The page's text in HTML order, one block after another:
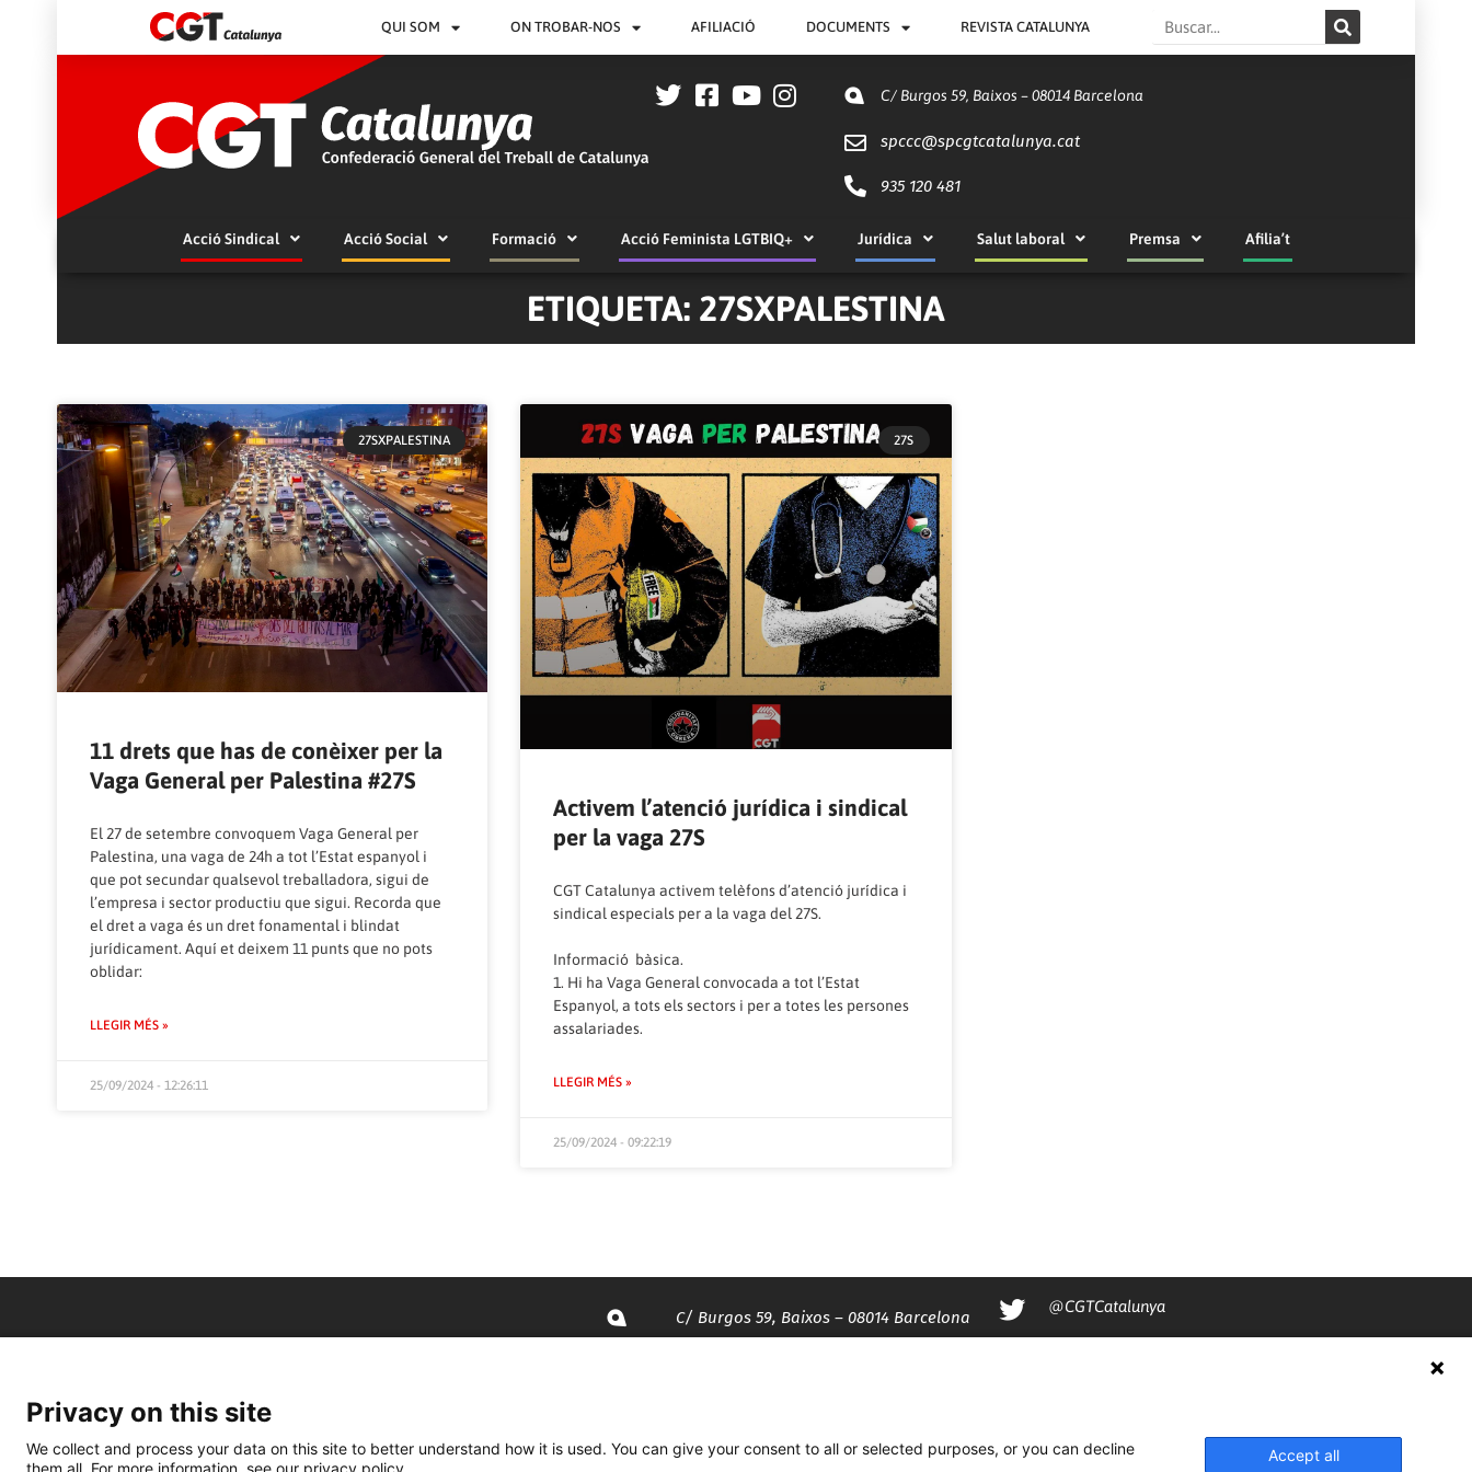
QUI SOM ON TROBAR-NOS AFILIACIÓ DOCUMENTS REVISTA CATALUNYA Search
C/ Burgos 59, Baixos – 08014 Barcelona
spccc@spcgtcatalunya.cat
935 120 481
Acció Sindical Acció Social Formació Acció Feminista LGTBIQ+ Jurídica Salut laboral Premsa Afilia’t
ETIQUETA: 27SXPALESTINA
27SXPALESTINA
11 drets que has de conèixer per la
Vaga General per Palestina #27S
El 27 de setembre convoquem Vaga General per
Palestina, una vaga de 24h a tot l’Estat espanyol i
que pot secundar qualsevol treballadora, sigui de
l’empresa i sector productiu que sigui. Recorda que
el dret a vaga és un dret fonamental i blindat
jurídicament. Aquí et deixem 11 punts que no pots
oblidar:
LLEGIR MÉS »
25/09/2024 - 12:26:11
27S
Activem l’atenció jurídica i sindical
per la vaga 27S
CGT Catalunya activem telèfons d’atenció jurídica i
sindical especials per a la vaga del 27S.
Informació bàsica.
1. Hi ha Vaga General convocada a tot l’Estat
Espanyol, a tots els sectors i per a totes les persones
assalariades.
LLEGIR MÉS »
25/09/2024 - 09:22:19
C/ Burgos 59, Baixos – 08014 Barcelona
935 120 481
@CGTCatalunya
Privacy on this site
We collect and process your data on this site to better understand how it is used. You can give your consent to all or selected purposes, or you can decline
them all. For more information, see our privacy policy.
Accept all